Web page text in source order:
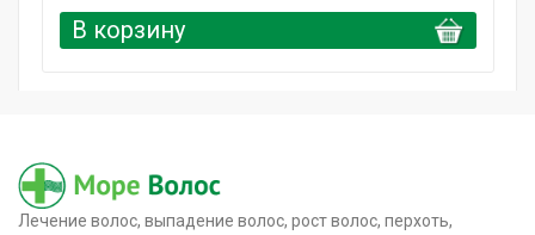
В корзину
Лечение волос, выпадение волос, рост волос, перхоть,